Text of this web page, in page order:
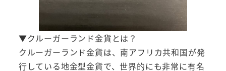
▼クルーガーランド金貨とは？
クルーガーランド金貨は、南アフリカ共和国が発
行している地金型金貨で、世界的にも非常に有名